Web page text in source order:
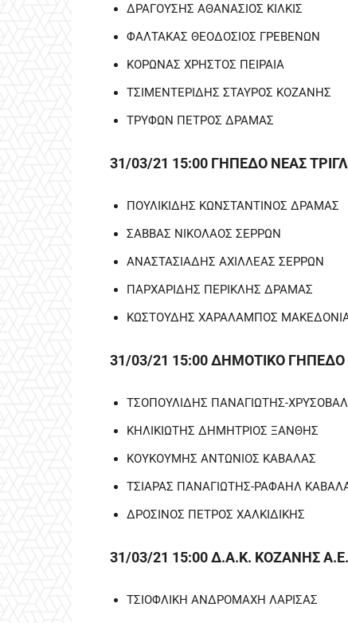
ΔΡΑΓΟΥΣΗΣ ΑΘΑΝΑΣΙΟΣ ΚΙΛΚΙΣ
ΦΑΛΤΑΚΑΣ ΘΕΟΔΟΣΙΟΣ ΓΡΕΒΕΝΩΝ
ΚΟΡΩΝΑΣ ΧΡΗΣΤΟΣ ΠΕΙΡΑΙΑ
ΤΣΙΜΕΝΤΕΡΙΔΗΣ ΣΤΑΥΡΟΣ ΚΟΖΑΝΗΣ
ΤΡΥΦΩΝ ΠΕΤΡΟΣ ΔΡΑΜΑΣ
31/03/21 15:00 ΓΗΠΕΔΟ ΝΕΑΣ
ΠΟΥΛΙΚΙΔΗΣ ΚΩΝΣΤΑΝΤΙΝΟΣ ΔΡΑΜΑΣ
ΣΑΒΒΑΣ ΝΙΚΟΛΑΟΣ ΣΕΡΡΩΝ
ΑΝΑΣΤΑΣΙΑΔΗΣ ΑΧΙΛΛΕΑΣ ΣΕΡΡΩΝ
ΠΑΡΧΑΡΙΔΗΣ ΠΕΡΙΚΛΗΣ ΔΡΑΜΑΣ
ΚΩΣΤΟΥΔΗΣ ΧΑΡΑΛΑΜΠΟΣ
31/03/21 15:00 ΔΗΜΟΤΙΚΟ
ΤΣΟΠΟΥΛΙΔΗΣ ΠΑΝΑΓΙΩΤΗΣ-
ΚΗΛΙΚΙΩΤΗΣ ΔΗΜΗΤΡΙΟΣ ΞΑΝΘΗΣ
ΚΟΥΚΟΥΜΗΣ ΑΝΤΩΝΙΟΣ ΚΑΒΑΛΑΣ
ΤΣΙΑΡΑΣ ΠΑΝΑΓΙΩΤΗΣ-ΡΑΦΑΗΛ
ΔΡΟΣΙΝΟΣ ΠΕΤΡΟΣ ΧΑΛΚΙΔΙΚΗΣ
31/03/21 15:00 Δ.Α.Κ. ΚΟΖΑΝΗΣ
ΤΣΙΟΦΛΙΚΗ ΑΝΔΡΟΜΑΧΗ ΛΑΡΙΣΑΣ